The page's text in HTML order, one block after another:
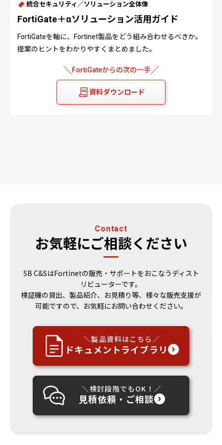
統合セキュリティ／ソリューション全体像
FortiGate＋αソリューション活用ガイド
FortiGateを軸に、Fortinet製品をどう組み合わせるべきか。
提案のヒントをわかりやすくまとめました。
FortiGateからの次の一手
資料ダウンロード
Contact
お気軽にご相談ください
SB C&SはFortinetの販売・サポートをおこなうディスト
リビューターです。
検証機の貸出、製品紹介、お見積り等、様々な販売支援が
可能ですので、お気軽にお問い合わせください。
＼製品資料はこちら／
ドキュメントライブラリ
＼検討段階でもOK！／
見積依頼・ご相談